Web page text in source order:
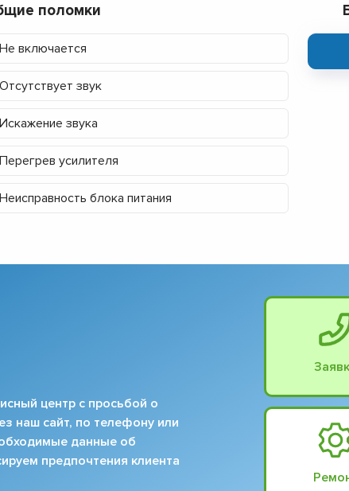
поломки
Не включается
Отсутствует звук
Искажение звука
Перегрев усилителя
Неисправность блока питания
центр с просьбой о
наш сайт, по телефону или
данные об
предпочтения клиента